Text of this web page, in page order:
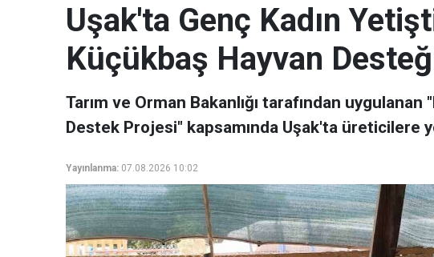
Uşak'ta Genç Kadın
Küçükbaş Hayvan
Tarım ve Orman Bakanlığı tarafından
Destek Projesi" kapsamında Uşak'ta üreticilere
Yayınlanma: 07.08.2026 10:02